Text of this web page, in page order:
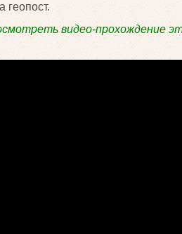
геопост.
видео-прохождение